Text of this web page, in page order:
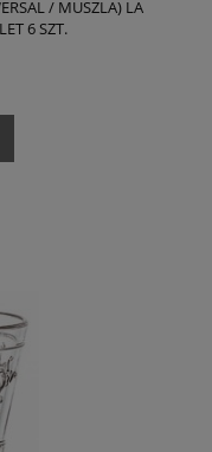
/ MUSZLA) LA
6 SZT.